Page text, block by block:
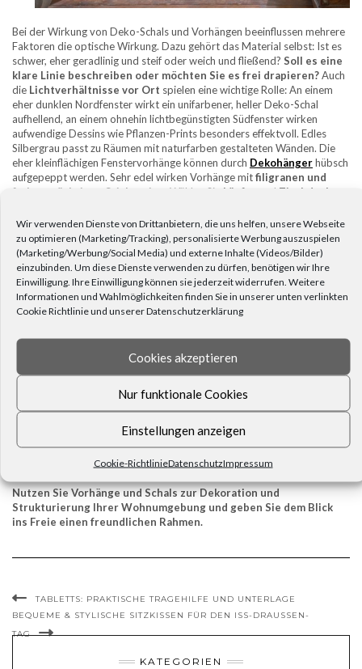
Wir verwenden Dienste von Drittanbietern, die uns helfen, unsere Webseite
zu optimieren (Marketing/Tracking), personalisierte Werbung auszuspielen
(Marketing/Werbung/Social Media) und externe Inhalte (Videos/Bilder)
einzubinden. Um diese Dienste verwenden zu dürfen, benötigen wir Ihre
Einwilligung. Ihre Einwilligung können sie jederzeit widerrufen. Weitere
Informationen und Wahlmöglichkeiten finden Sie in unserer unten verlinkten
Cookie Richtlinie und unserer Datenschutzerklärung
Cookies akzeptieren
Nur funktionale Cookies
Einstellungen anzeigen
Cookie-RichtlinieDatenschutzImpressum
Bei der Wirkung von Deko-Schals und Vorhängen beeinflussen mehrere
Faktoren die optische Wirkung. Dazu gehört das Material selbst: Ist es
schwer, eher geradlinig und steif oder weich und fließend? Soll es eine
klare Linie beschreiben oder möchten Sie es frei drapieren?Auch
die Lichtverhältnisse vor Ort spielen eine wichtige Rolle: An einem
eher dunklen Nordfenster wirkt ein unifarbener, heller Deko-Schal
aufhellend, an einem ohnehin lichtbegünstigten Südfenster wirken
aufwendige Dessins wie Pflanzen-Prints besonders effektvoll. Edles
Silbergrau passt zu Räumen mit naturfarben gestalteten Wänden. Die
eher kleinflächigen Fenstervorhänge können durch Dekohängerhübsch
aufgepeppt werden. Sehr edel wirken Vorhänge mitfiligranen und
farbenprächtigen Stickereien
. Wählen Sie Läufer und Tischdecken
WAS MUSS ICH BEI TÜRVORHÄNGEN
BEACHTEN?
Türvorhänge in Form von Perlenschnüren, Bambusstücken oder
Papierringen sind dekorative Hingucker. Sie sind ideal für Türrahmen,
bei denen zwischen denRäumen ein leichter Sichtschutz gewollt
ist, eine massive Tür aber unpraktisch wäre.Typische Orte für
Wohnzimmer oder Wohnung und
Türvorhänge auch als Fliegengitter. Beachten Sie beim Aufhängen:
sein, an denen dieFäden sich verfangenkönnten.
Die Fäden sollten nicht auf dem Boden schleifen; dort können sie
schnell zu Fußangeln werden.
Befestigen Sie seitlich an der Tür eine Schlaufe, mit der
Transporten von einem Zimmern ins andere.
Nutzen Sie Vorhänge und Schals zur Dekoration und
Strukturierung Ihrer Wohnumgebung und geben Sie dem Blick
ins Freie einen freundlichen Rahmen.
TABLETTS: PRAKTISCHE TRAGEHILFE UND UNTERLAGE
BEQUEME & STYLISCHE SITZKISSEN FÜR DEN ISS-DRAUSSEN-T
AG
KATEGORIEN